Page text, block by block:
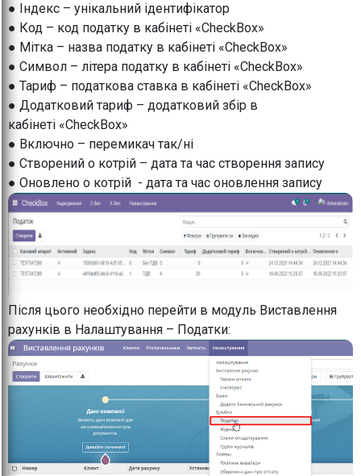
● Індекс – унікальний ідентифікатор
● Код – код податку в кабінеті «CheckBox»
● Мітка – назва податку в кабінеті «CheckBox»
● Символ – літера податку в кабінеті «CheckBox»
● Тариф – податкова ставка в кабінеті «CheckBox»
● Додатковий тариф – додатковий збір в
кабінеті «CheckBox»
● Включно – перемикач так/ні
● Створений о котрій – дата та час створення запису
● Оновлено о котрій - дата та час оновлення запису
Після цього необхідно перейти в модуль Виставлення
рахунків в Налаштування – Податки: